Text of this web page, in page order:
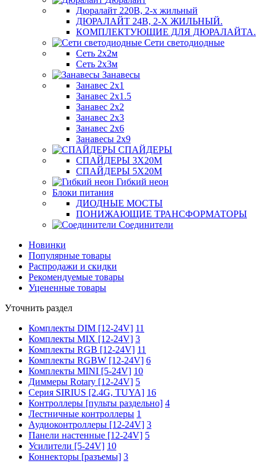
Дюралайт 220В, 2-х жильный
ДЮРАЛАЙТ 24В, 2-Х ЖИЛЬНЫЙ.
КОМПЛЕКТУЮЩИЕ ДЛЯ ДЮРАЛАЙТА.
Сети светодиодные
Сеть 2х2м
Сеть 2х3м
Занавесы
Занавес 2х1
Занавес 2х1.5
Занавес 2х2
Занавес 2х3
Занавес 2х6
Занавесы 2х9
СПАЙДЕРЫ
СПАЙДЕРЫ 3Х20М
СПАЙДЕРЫ 5Х20М
Гибкий неон
Блоки питания
ДИОДНЫЕ МОСТЫ
ПОНИЖАЮЩИЕ ТРАНСФОРМАТОРЫ
Соединители
Новинки
Популярные товары
Распродажи и скидки
Рекомендуемые товары
Уцененные товары
Уточнить раздел
Комплекты DIM [12-24V] 11
Комплекты MIX [12-24V] 3
Комплекты RGB [12-24V] 11
Комплекты RGBW [12-24V] 6
Комплекты MINI [5-24V] 10
Диммеры Rotary [12-24V] 5
Серия SIRIUS [2.4G, TUYA] 16
Контроллеры [пульты раздельно] 4
Лестничные контроллеры 1
Аудиоконтроллеры [12-24V] 3
Панели настенные [12-24V] 5
Усилители [5-24V] 10
Коннекторы [разъемы] 3